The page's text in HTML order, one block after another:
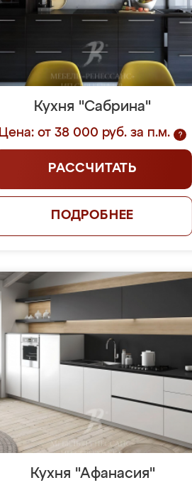
Кухня "Сабрина"
Цена: от 38 000 руб. за п.м. ?
РАССЧИТАТЬ
ПОДРОБНЕЕ
Кухня "Афанасия"